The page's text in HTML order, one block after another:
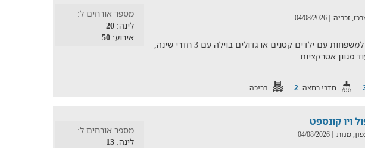
זכריה | 04/08/2026
האירוח מתאים למשפחות עם ילדים קטנים או גדולים בוילה עם 3 חדרי שינה,
מגוון אטרקציות.
מספר אורחים ל:
לינה:20
אירוע:50
חדרי רחצה 2 בריכה
ויו קונספט
מנות | 04/08/2026
מספר אורחים ל:
לינה:13